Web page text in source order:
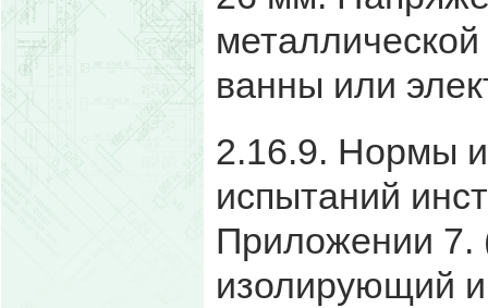
ванны или
2.16.9. Нормы и
испытаний
Приложении 7.
изолирующий